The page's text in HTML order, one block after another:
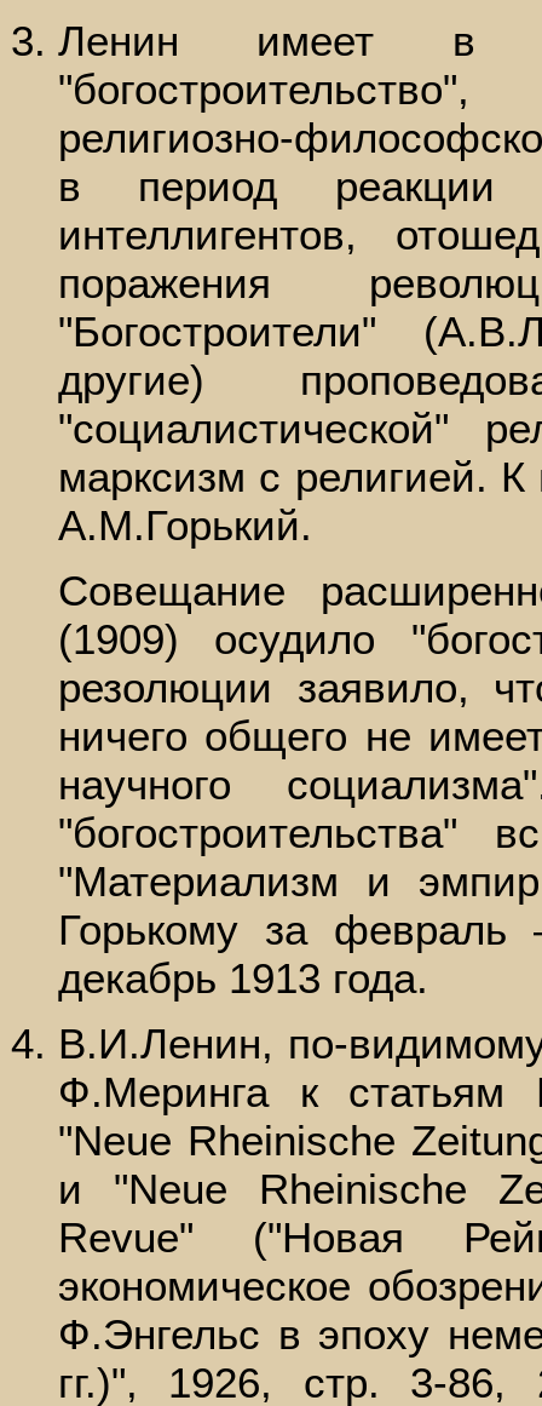
Ленин имеет в
религиозно-
в период реакции
интеллигентов,
поражения
"Богостроители"
другие)
"социалистической"
марксизм с религией.
А.М.Горький.
Совещание
(1909) осудило
резолюции заявило,
ничего общего не
научного
"богостроительства"
"Материализм и
Горькому за
декабрь 1913 года.
В.И.Ленин, по-
Ф.Меринга к статьям
"Neue Rheinische
и "Neue Rheinische
Revue" ("Новая
экономическое
Ф.Энгельс в эпоху
гг.)", 1926, стр. 3-86,